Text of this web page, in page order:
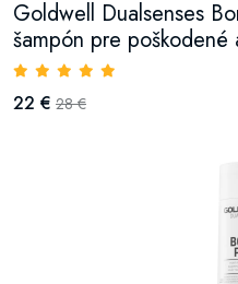
Goldwell Dualsenses
šampón pre
22 € 28 €